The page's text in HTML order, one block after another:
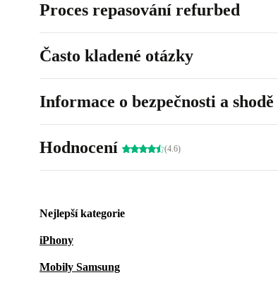
Proces repasování refurbed
Často kladené otázky
Informace o bezpečnosti a
Hodnocení (4.6)
Nejlepší kategorie
iPhony
Mobily Samsung